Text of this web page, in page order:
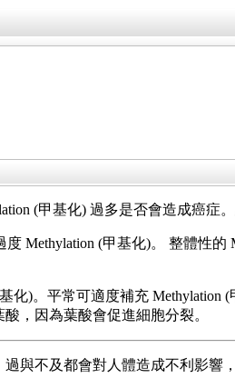
(甲基化) 過多是否會造成癌症
Methylation (甲基化)。 整體性
化)。平常可適度補充
，因為葉酸會促進細胞分裂。
與不及都會對人體造成不利影響